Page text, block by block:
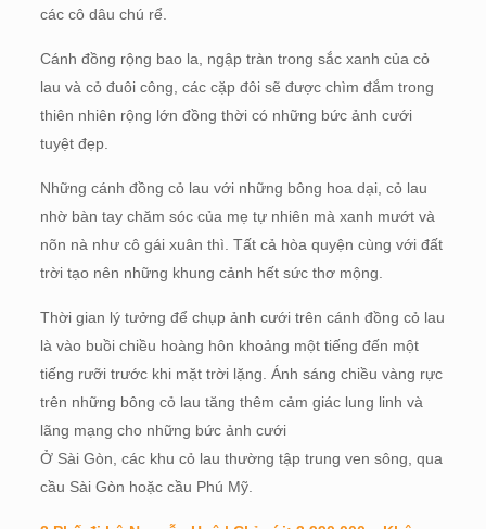
các cô dâu chú rể.
Cánh đồng rộng bao la, ngập tràn trong sắc xanh của cỏ
lau và cỏ đuôi công, các cặp đôi sẽ được chìm đắm trong
thiên nhiên rộng lớn đồng thời có những bức ảnh cưới
tuyệt đẹp.
Những cánh đồng cỏ lau với những bông hoa dại, cỏ lau
nhờ bàn tay chăm sóc của mẹ tự nhiên mà xanh mướt và
nõn nà như cô gái xuân thì. Tất cả hòa quyện cùng với đất
trời tạo nên những khung cảnh hết sức thơ mộng.
Thời gian lý tưởng để chụp ảnh cưới trên cánh đồng cỏ lau
là vào buồi chiều hoàng hôn khoảng một tiếng đến một
tiếng rưỡi trước khi mặt trời lặng. Ánh sáng chiều vàng rực
trên những bông cỏ lau tăng thêm cảm giác lung linh và
lãng mạng cho những bức ảnh cưới
Ở Sài Gòn, các khu cỏ lau thường tập trung ven sông, qua
cầu Sài Gòn hoặc cầu Phú Mỹ.